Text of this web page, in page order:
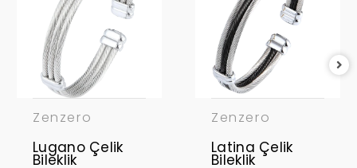
Zenzero
Lugano Çelik
Bileklik
Zenzero
Latina Çelik
Bileklik